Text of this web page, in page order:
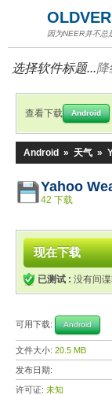
因为NEER并不总
选择软件标题...降
查看下载 Android
Android » 天气 »
Yahoo
42 下载
现在下载
已测试 : 没有间
可用下载: Android
文件大小: 20.5 MB
发布日期:
许可证: 未知